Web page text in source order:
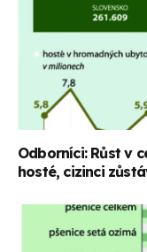
Odborníci: Růst v
hosté, cizinci